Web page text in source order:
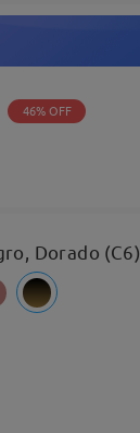
46% OFF
Dorado (C6)